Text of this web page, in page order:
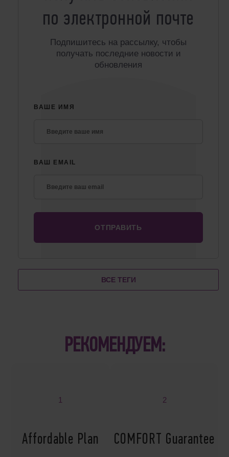
по электронной почте
Подпишитесь на рассылку, чтобы
получать последние новости и
обновления
ВАШЕ ИМЯ
ВАШ EMAIL
ВСЕ ТЕГИ
РЕКОМЕНДУЕМ:
1
Affordable Plan
2
COMFORT Guarantee